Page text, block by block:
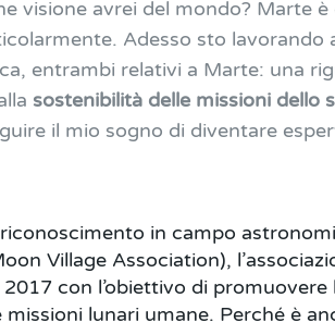
visione avrei del mondo? Marte
Adesso sto lavorando
entrambi relativi a Marte: una
sostenibilità delle missioni dello
il mio sogno di diventare
in campo
Village Association),
con l’obiettivo di promuovere
lunari umane. Perché è